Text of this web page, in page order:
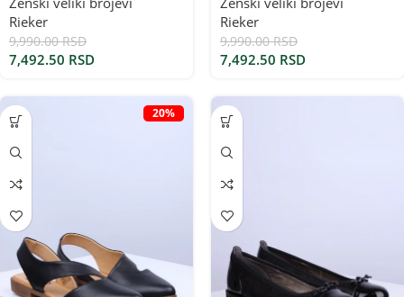
Rieker
9,990.00RSD
7,492.50 RSD
Rieker
9,990.00RSD
7,492.50 RSD
20%